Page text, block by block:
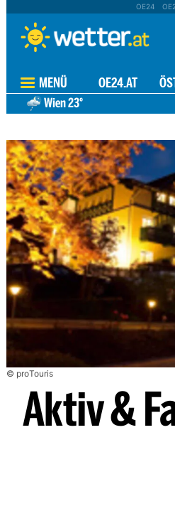
OE24
MENÜ OE24.AT
Wien23°
© proTouris
Aktiv &